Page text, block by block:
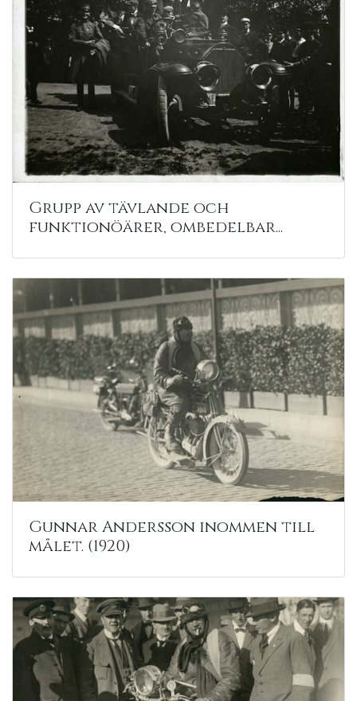
Grupp av tävlande och
funktionöärer, ombedelbar...
Gunnar Andersson inommen till
målet. (1920)